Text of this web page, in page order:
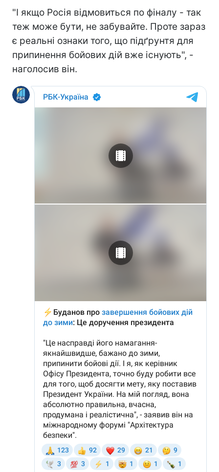
"І якщо Росія відмовиться по фіналу - так
теж може бути, не забувайте. Проте зараз
є реальні ознаки того, що підґрунтя для
припинення бойових дій вже існують", -
наголосив він.